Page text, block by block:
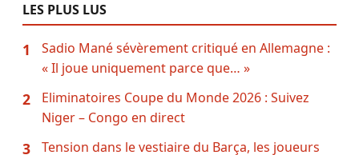
LES PLUS LUS
1
Sadio Mané sévèrement critiqué en Allemagne :
« Il joue uniquement parce que… »
2
Eliminatoires Coupe du Monde 2026 : Suivez
Niger – Congo en direct
3
Tension dans le vestiaire du Barça, les joueurs